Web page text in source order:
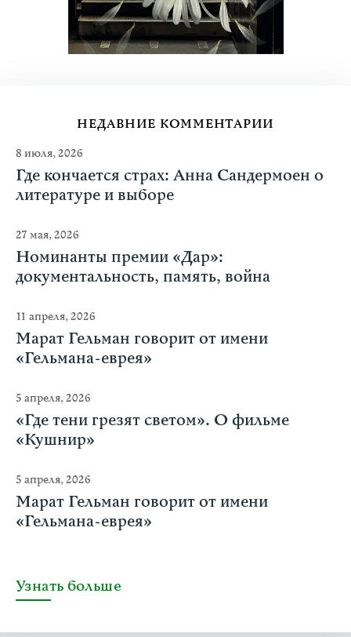
НЕДАВНИЕ КОММЕНТАРИИ
8 июля, 2026
Где кончается страх: Анна Сандермоен о
литературе и выборе
27 мая, 2026
Номинанты премии «Дар»:
документальность, память, война
11 апреля, 2026
Марат Гельман говорит от имени
«Гельмана-еврея»
5 апреля, 2026
«Где тени грезят светом». О фильме
«Кушнир»
5 апреля, 2026
Марат Гельман говорит от имени
«Гельмана-еврея»
Узнать больше